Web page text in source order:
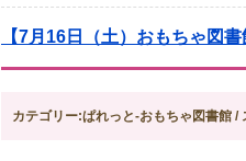
【7月16日（土）おもちゃ図
カテゴリー:ぱれっと-おもちゃ図書館